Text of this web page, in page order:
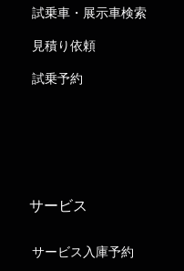
試乗車・展示車検索
見積り依頼
試乗予約
サービス
サービス入庫予約